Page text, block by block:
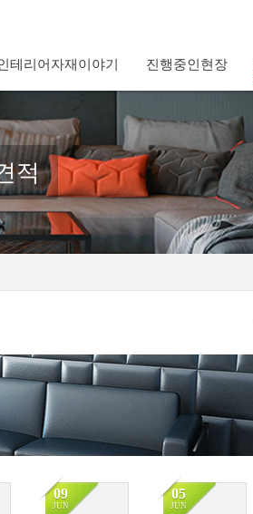
테리어자재이야기 진행중인현장
적
09
JUN
05
JUN